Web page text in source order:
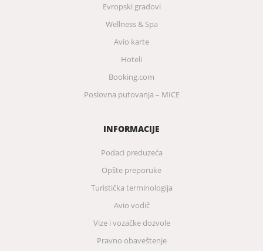
Evropski gradovi
Wellness & Spa
Avio karte
Hoteli
Booking.com
Poslovna putovanja – MICE
INFORMACIJE
Podaci preduzeća
Opšte preporuke
Turistička terminologija
Avio vodič
Vize i vozačke dozvole
Pravno obaveštenje